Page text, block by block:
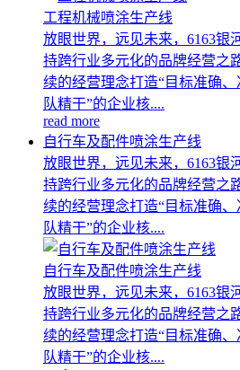
工程机械喷涂生产线
放眼世界，远见未来，6163银
持跨行业多元化的品牌经营之
续的经营理念打造“目标准确
队精干”的企业核....
read more
自行车及配件喷涂生产线
放眼世界，远见未来，6163银
持跨行业多元化的品牌经营之
续的经营理念打造“目标准确
队精干”的企业核....
自行车及配件喷涂生产线
放眼世界，远见未来，6163银
持跨行业多元化的品牌经营之
续的经营理念打造“目标准确
队精干”的企业核....